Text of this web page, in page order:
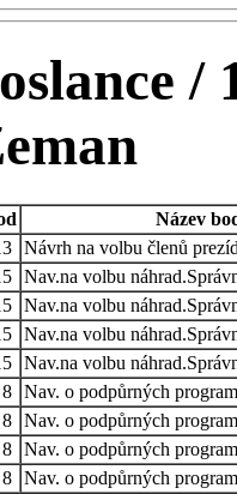
/
Název
Návrh na volbu členů
Nav.na volbu
Nav.na volbu
Nav.na volbu
Nav.na volbu
8 Nav. o podpůrných
8 Nav. o podpůrných
8 Nav. o podpůrných
8 Nav. o podpůrných